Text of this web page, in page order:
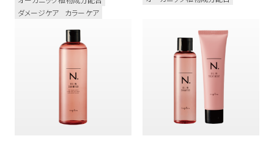
ダメージケア
カラーケア